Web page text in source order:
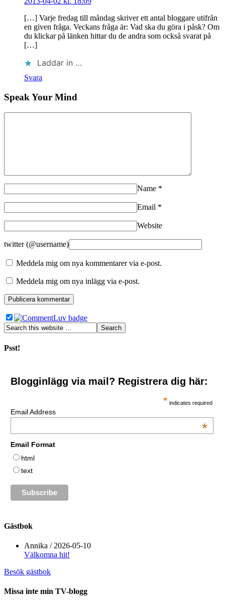
[…] Varje fredag till måndag skriver ett antal bloggare utifrån
en given fråga. Veckans fråga är: Vad ska du göra i påsk? Om
du klickar på länken hittar du de andra som också svarat på
[…]
Laddar in …
Svara
Speak Your Mind
Name *
Email *
Website
twitter (@username)
Meddela mig om nya kommentarer via e-post.
Meddela mig om nya inlägg via e-post.
Psst!
Blogginlägg via mail? Registrera dig här:
* indicates required
Email Address
*
Email Format
html
text
Gästbok
Annika / 2026-05-10
Välkomna hit!
Besök gästbok
Missa inte min TV-blogg